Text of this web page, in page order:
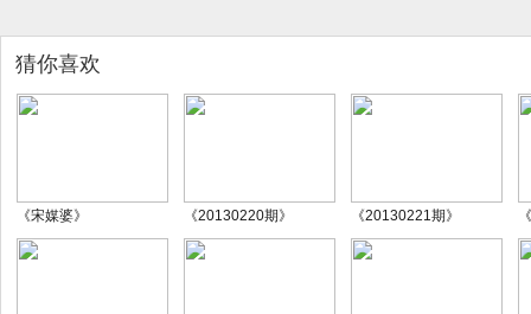
猜你喜欢
《宋媒婆》 《20130220期》 《20130221期》